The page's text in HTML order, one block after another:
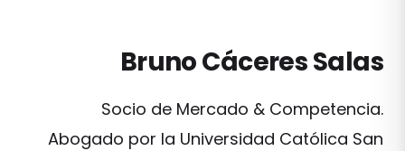
Bruno Cáceres Salas
Socio de Mercado & Competencia.
Abogado por la Universidad Católica San